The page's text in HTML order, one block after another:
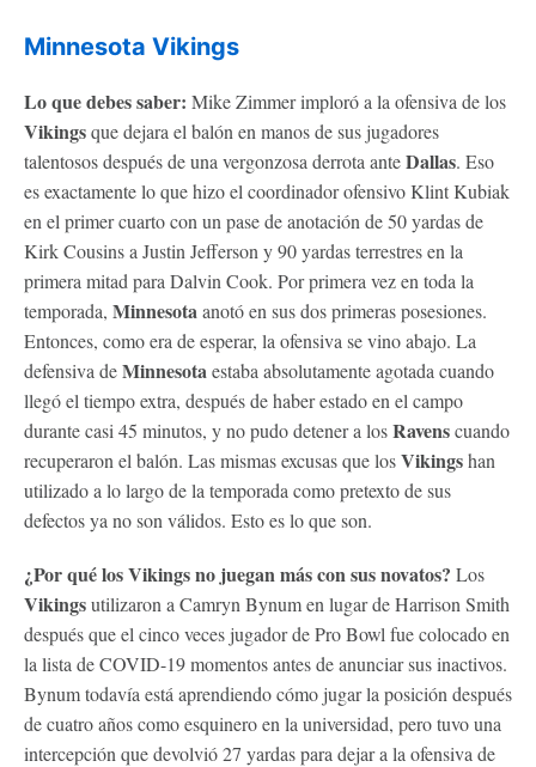
Minnesota Vikings
Lo que debes saber: Mike Zimmer imploró a la ofensiva de los
Vikingsque dejara el balón en manos de sus jugadores
talentosos después de una vergonzosa derrota anteDallas. Eso
es exactamente lo que hizo el coordinador ofensivo Klint Kubiak
en el primer cuarto con un pase de anotación de 50 yardas de
Kirk Cousins a Justin Jefferson y 90 yardas terrestres en la
primera mitad para Dalvin Cook. Por primera vez en toda la
temporada, Minnesotaanotó en sus dos primeras posesiones.
Entonces, como era de esperar, la ofensiva se vino abajo. La
defensiva deMinnesotaestaba absolutamente agotada cuando
llegó el tiempo extra, después de haber estado en el campo
durante casi 45 minutos, y no pudo detener a losRavenscuando
recuperaron el balón. Las mismas excusas que losVikingshan
utilizado a lo largo de la temporada como pretexto de sus
defectos ya no son válidos. Esto es lo que son.
¿Por qué losVikingsno juegan más con sus novatos? Los
Vikingsutilizaron a Camryn Bynum en lugar de Harrison Smith
después que el cinco veces jugador de Pro Bowl fue colocado en
la lista de COVID-19 momentos antes de anunciar sus inactivos.
Bynum todavía está aprendiendo cómo jugar la posición después
de cuatro años como esquinero en la universidad, pero tuvo una
intercepción que devolvió 27 yardas para dejar a la ofensiva de